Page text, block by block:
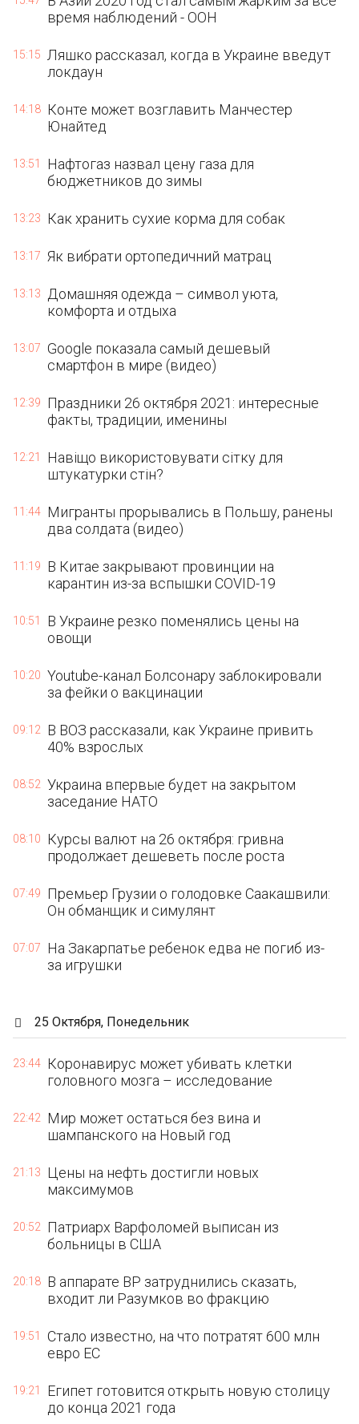
время наблюдений - ООН
15:15
Ляшко рассказал, когда в Украине введут
локдаун
14:18 Конте может возглавить Манчестер
Юнайтед
13:51
Нафтогаз назвал цену газа для
бюджетников до зимы
13:23 Как хранить сухие корма для собак
13:17 Як вибрати ортопедичний матрац
13:13
Домашняя одежда – символ уюта,
комфорта и отдыха
13:07 Google показала самый дешевый
смартфон в мире (видео)
12:39
Праздники 26 октября 2021: интересные
факты, традиции, именины
12:21
Навіщо використовувати сітку для
штукатурки стін?
11:44 Мигранты прорывались в Польшу, ранены
два солдата (видео)
11:19
В Китае закрывают провинции на
карантин из-за вспышки COVID-19
10:51
В Украине резко поменялись цены на
овощи
10:20 Youtube-канал Болсонару заблокировали
за фейки о вакцинации
09:12
В ВОЗ рассказали, как Украине привить
40% взрослых
08:52 Украина впервые будет на закрытом
заседание НАТО
08:10
Курсы валют на 26 октября: гривна
продолжает дешеветь после роста
07:49
Премьер Грузии о голодовке Саакашвили:
Он обманщик и симулянт
07:07
На Закарпатье ребенок едва не погиб из-
за игрушки
25 Октября, Понедельник
23:44 Коронавирус может убивать клетки
головного мозга – исследование
22:42
Мир может остаться без вина и
шампанского на Новый год
21:13
Цены на нефть достигли новых
максимумов
20:52
Патриарх Варфоломей выписан из
больницы в США
20:18 В аппарате ВР затруднились сказать,
входит ли Разумков во фракцию
19:51
Стало известно, на что потратят 600 млн
евро ЕС
19:21
Египет готовится открыть новую столицу
до конца 2021 года